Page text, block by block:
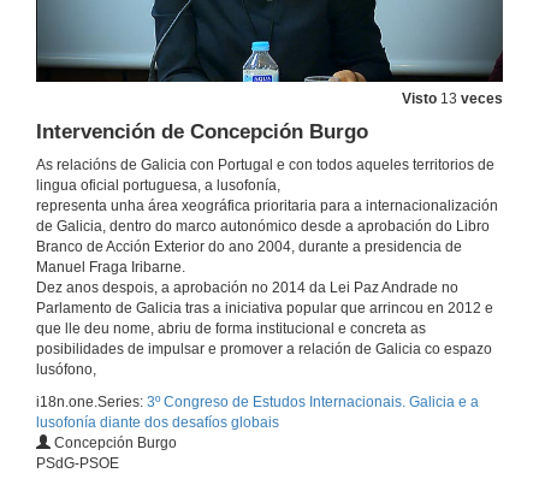
Visto 13 veces
Intervención de Concepción Burgo
As relacións de Galicia con Portugal e con todos aqueles territorios de
lingua oficial portuguesa, a lusofonía,
representa unha área xeográfica prioritaria para a internacionalización
de Galicia, dentro do marco autonómico desde a aprobación do Libro
Branco de Acción Exterior do ano 2004, durante a presidencia de
Manuel Fraga Iribarne.
Dez anos despois, a aprobación no 2014 da Lei Paz Andrade no
Parlamento de Galicia tras a iniciativa popular que arrincou en 2012 e
que lle deu nome, abriu de forma institucional e concreta as
posibilidades de impulsar e promover a relación de Galicia co espazo
lusófono,
i18n.one.Series: 3º Congreso de Estudos Internacionais. Galicia e a
lusofonía diante dos desafíos globais
Concepción Burgo
PSdG-PSOE
27 de mar. de 2019
Presentación de Filipa Soares
A lingua portuguesa: un valor global
Conferencia
27 de mar. de 2019